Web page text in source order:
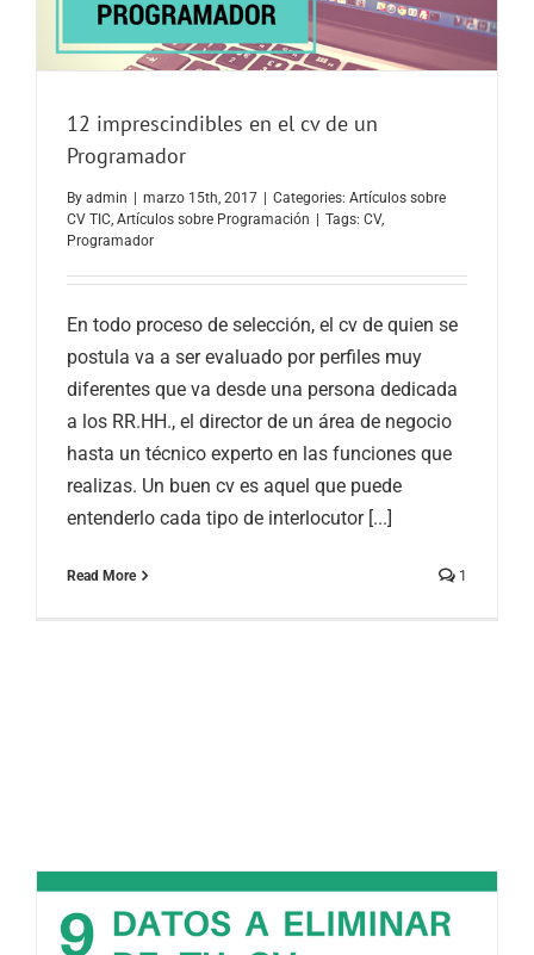
12 imprescindibles en el cv de un
Programador
By admin marzo 15th, 2017 Categories: Artículos sobre
CV TIC, Artículos sobre Programación Tags: CV,
Programador
En todo proceso de selección, el cv de quien se
postula va a ser evaluado por perfiles muy
diferentes que va desde una persona dedicada
a los RR.HH., el director de un área de negocio
hasta un técnico experto en las funciones que
realizas. Un buen cv es aquel que puede
entenderlo cada tipo de interlocutor [...]
Read More 1